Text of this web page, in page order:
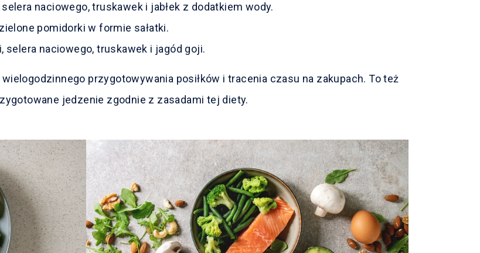
naciowego, truskawek i jabłek z dodatkiem wody.
pomidorki w formie sałatki.
naciowego, truskawek i jagód goji.
wielogodzinnego przygotowywania posiłków i tracenia czasu na zakupach. To też
jedzenie zgodnie z zasadami tej diety.